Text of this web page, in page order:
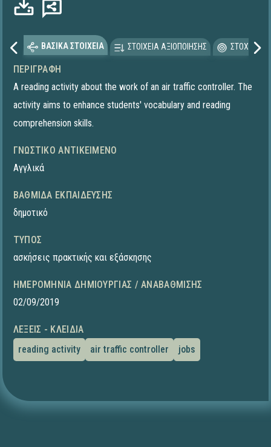
ΒΑΣΙΚΑ ΣΤΟΙΧΕΙΑ ΣΤΟΙΧΕΙΑ ΑΞΙΟΠΟΙΗΣΗΣ
ΠΕΡΙΓΡΑΦΉ
A reading activity about the work of an air traffic controller. The
activity aims to enhance students' vocabulary and reading
comprehension skills.
ΓΝΩΣΤΙΚΌ ΑΝΤΙΚΕΊΜΕΝΟ
Αγγλικά
ΒΑΘΜΊΔΑ ΕΚΠΑΊΔΕΥΣΗΣ
δημοτικό
ΤΎΠΟΣ
ασκήσεις πρακτικής και εξάσκησης
ΗΜΕΡΟΜΗΝΊΑ ΔΗΜΙΟΥΡΓΊΑΣ / ΑΝΑΒΆΘΜΙΣΗΣ
02/09/2019
ΛΈΞΕΙΣ - ΚΛΕΙΔΙΆ
reading activity
air traffic controller jobs